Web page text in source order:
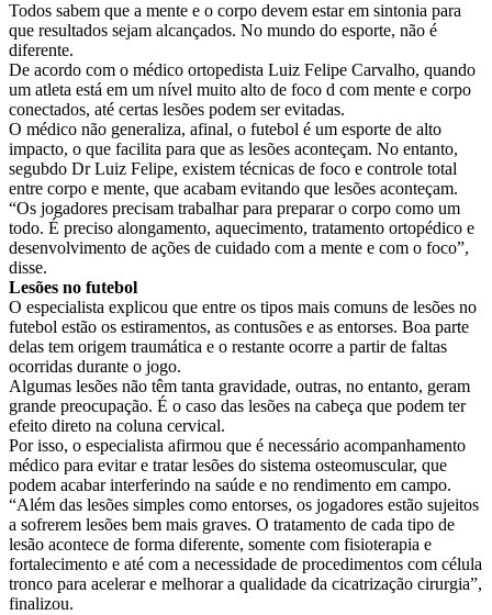
Todos sabem que a mente e o corpo devem estar em sintonia para
que resultados sejam alcançados. No mundo do esporte, não é
diferente.
De acordo com o médico ortopedista Luiz Felipe Carvalho, quando
um atleta está em um nível muito alto de foco d com mente e corpo
conectados, até certas lesões podem ser evitadas.
O médico não generaliza, afinal, o futebol é um esporte de alto
impacto, o que facilita para que as lesões aconteçam. No entanto,
segubdo Dr Luiz Felipe, existem técnicas de foco e controle total
entre corpo e mente, que acabam evitando que lesões aconteçam.
“Os jogadores precisam trabalhar para preparar o corpo como um
todo. É preciso alongamento, aquecimento, tratamento ortopédico e
desenvolvimento de ações de cuidado com a mente e com o foco”,
disse.
Lesões no futebol
O especialista explicou que entre os tipos mais comuns de lesões no
futebol estão os estiramentos, as contusões e as entorses. Boa parte
delas tem origem traumática e o restante ocorre a partir de faltas
ocorridas durante o jogo.
Algumas lesões não têm tanta gravidade, outras, no entanto, geram
grande preocupação. É o caso das lesões na cabeça que podem ter
efeito direto na coluna cervical.
Por isso, o especialista afirmou que é necessário acompanhamento
médico para evitar e tratar lesões do sistema osteomuscular, que
podem acabar interferindo na saúde e no rendimento em campo.
“Além das lesões simples como entorses, os jogadores estão sujeitos
a sofrerem lesões bem mais graves. O tratamento de cada tipo de
lesão acontece de forma diferente, somente com fisioterapia e
fortalecimento e até com a necessidade de procedimentos com célula
tronco para acelerar e melhorar a qualidade da cicatrização cirurgia”,
finalizou.